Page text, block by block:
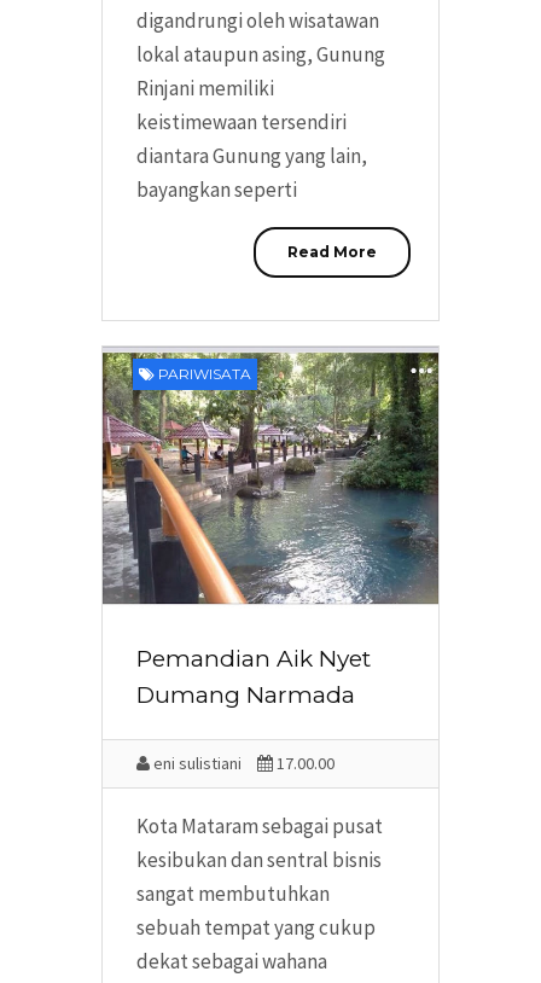
digandrungi oleh wisatawan
lokal ataupun asing, Gunung
Rinjani memiliki
keistimewaan tersendiri
diantara Gunung yang lain,
bayangkan seperti
Read More
PARIWISATA
Pemandian Aik Nyet
Dumang Narmada
eni sulistiani 17.00.00
Kota Mataram sebagai pusat
kesibukan dan sentral bisnis
sangat membutuhkan
sebuah tempat yang cukup
dekat sebagai wahana